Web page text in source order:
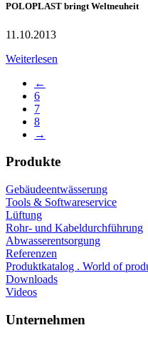
POLOPLAST bringt Weltneuheit
11.10.2013
Weiterlesen
←
6
7
8
→
Produkte
Gebäudeentwässerung
Tools & Softwareservice
Lüftung
Rohr- und Kabeldurchführung
Abwasserentsorgung
Referenzen
Produktkatalog . World of
Downloads
Videos
Unternehmen